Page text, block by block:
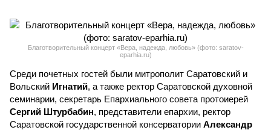
Благотворительный концерт «Вера, надежда, любовь» (фото: saratov-
eparhia.ru)
Среди почетных гостей были митрополит Саратовский и
Вольский Игнатий, а также ректор Саратовской духовной
семинарии, секретарь Епархиального совета протоиерей
Сергий Штурбабин, представители епархии, ректор
Саратовской государственной консерватории Александр